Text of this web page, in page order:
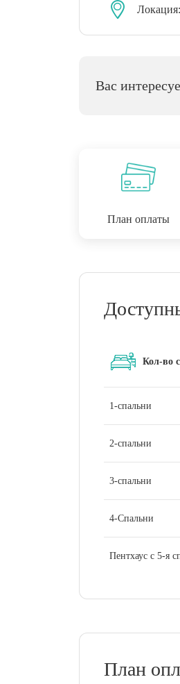
Быстрый
Редкая
удобство в
Локация:
Вас
План оплаты
Кол-во
1-спальни
2-спальни
3-спальни
4-Спальни
Пентхаус с 5-я
План